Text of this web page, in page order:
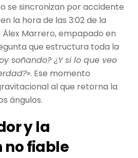
se sincronizan por accidente
la hora de las 3:02 de la
Marrero, empapado en
que estructura toda la
soñando? ¿Y si lo que veo
. Ese momento
al que retorna la
ángulos.
y la
no fiable